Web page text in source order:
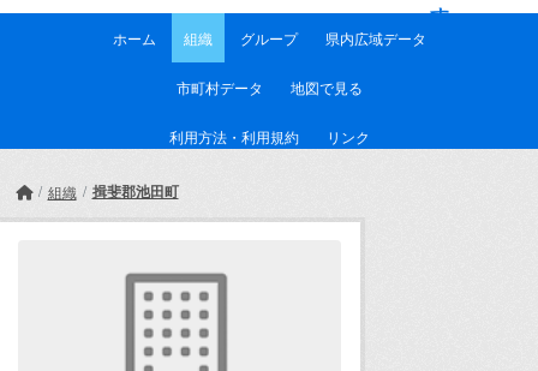
す
ホーム 組織 グループ 県内広域データ
市町村データ 地図で見る
利用方法・利用規約 リンク
組織 揖斐郡池田町